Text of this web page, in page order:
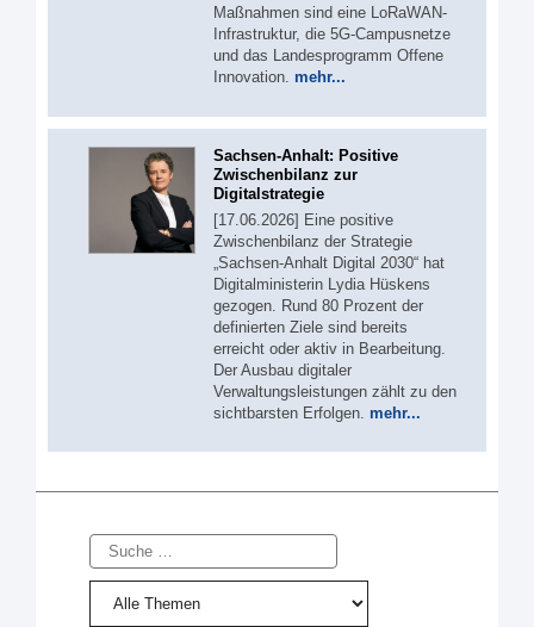
Maßnahmen sind eine LoRaWAN-
Infrastruktur, die 5G-Campusnetze
und das Landesprogramm Offene
Innovation. mehr...
Sachsen-Anhalt: Positive
Zwischenbilanz zur
Digitalstrategie
[17.06.2026] Eine positive
Zwischenbilanz der Strategie
„Sachsen-Anhalt Digital 2030“ hat
Digitalministerin Lydia Hüskens
gezogen. Rund 80 Prozent der
definierten Ziele sind bereits
erreicht oder aktiv in Bearbeitung.
Der Ausbau digitaler
Verwaltungsleistungen zählt zu den
sichtbarsten Erfolgen. mehr...
Suche